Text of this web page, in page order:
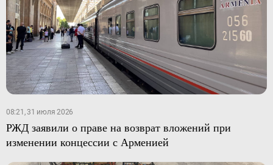
08:21, 31 июля 2026
РЖД заявили о праве на возврат вложений при
изменении концессии с Арменией